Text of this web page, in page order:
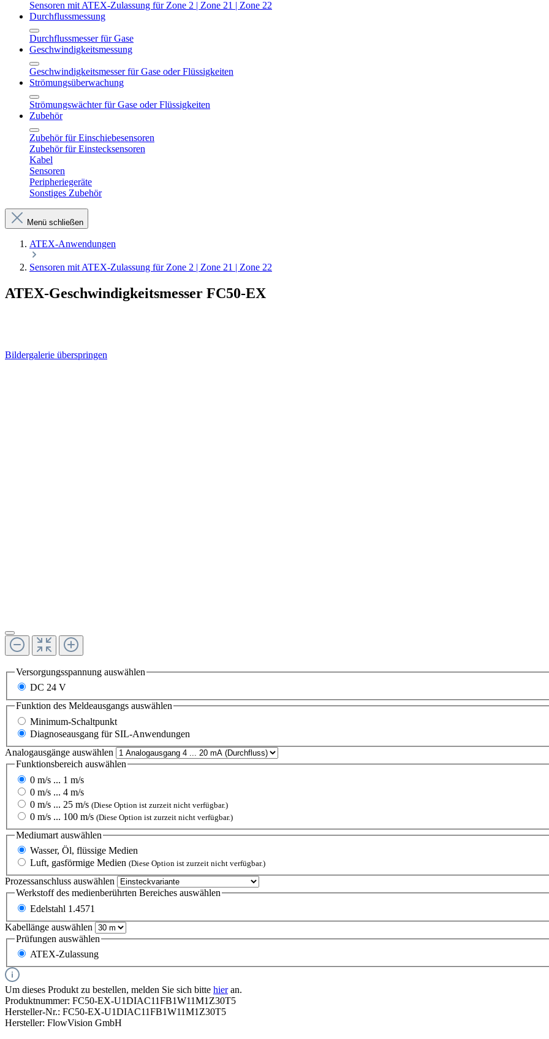
Sensoren mit ATEX-Zulassung für Zone 2 | Zone 21 | Zone 22
Durchflussmessung
Durchflussmesser für Gase
Geschwindigkeitsmessung
Geschwindigkeitsmesser für Gase oder Flüssigkeiten
Strömungsüberwachung
Strömungswächter für Gase oder Flüssigkeiten
Zubehör
Zubehör für Einschiebesensoren
Zubehör für Einstecksensoren
Kabel
Sensoren
Peripheriegeräte
Sonstiges Zubehör
Menü schließen
ATEX-Anwendungen
Sensoren mit ATEX-Zulassung für Zone 2 | Zone 21 | Zone 22
ATEX-Geschwindigkeitsmesser FC50-EX
Bildergalerie überspringen
Versorgungsspannung auswählen
DC 24 V
Funktion des Meldeausgangs auswählen
Minimum-Schaltpunkt
Diagnoseausgang für SIL-Anwendungen
Analogausgänge auswählen
Funktionsbereich auswählen
0 m/s ... 1 m/s
0 m/s ... 4 m/s
0 m/s ... 25 m/s (Diese Option ist zurzeit nicht verfügbar.)
0 m/s ... 100 m/s (Diese Option ist zurzeit nicht verfügbar.)
Mediumart auswählen
Wasser, Öl, flüssige Medien
Luft, gasförmige Medien (Diese Option ist zurzeit nicht verfügbar.)
Prozessanschluss auswählen
Werkstoff des medienberührten Bereiches auswählen
Edelstahl 1.4571
Kabellänge auswählen
Prüfungen auswählen
ATEX-Zulassung
Um dieses Produkt zu bestellen, melden Sie sich bitte hieran.
Produktnummer: FC50-EX-U1DIAC11FB1W11M1Z30T5
Hersteller-Nr.: FC50-EX-U1DIAC11FB1W11M1Z30T5
Hersteller: FlowVision GmbH